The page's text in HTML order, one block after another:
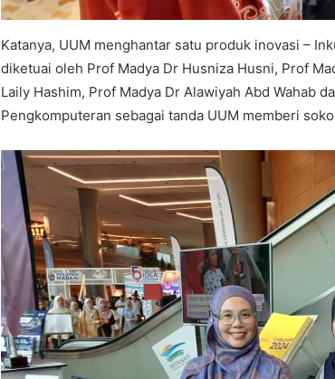
Katanya, UUM menghantar satu produk inovasi –
diketuai oleh Prof Madya Dr Husniza Husni, Prof
Laily Hashim, Prof Madya Dr Alawiyah Abd Wahab
Pengkomputeran sebagai tanda UUM memberi